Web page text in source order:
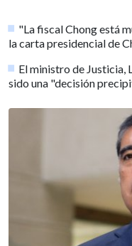
"La fiscal Chong está
la carta presidencial de
El ministro de Justicia,
sido una "decisión